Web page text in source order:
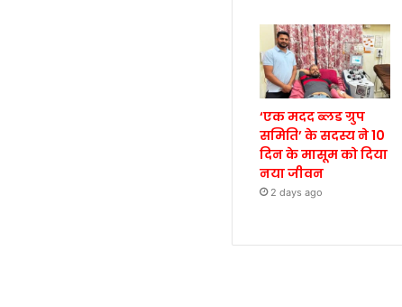
‘एक मदद ब्लड ग्रुप
समिति’ के सदस्य ने 10
दिन के मासूम को दिया
नया जीवन
2 days ago